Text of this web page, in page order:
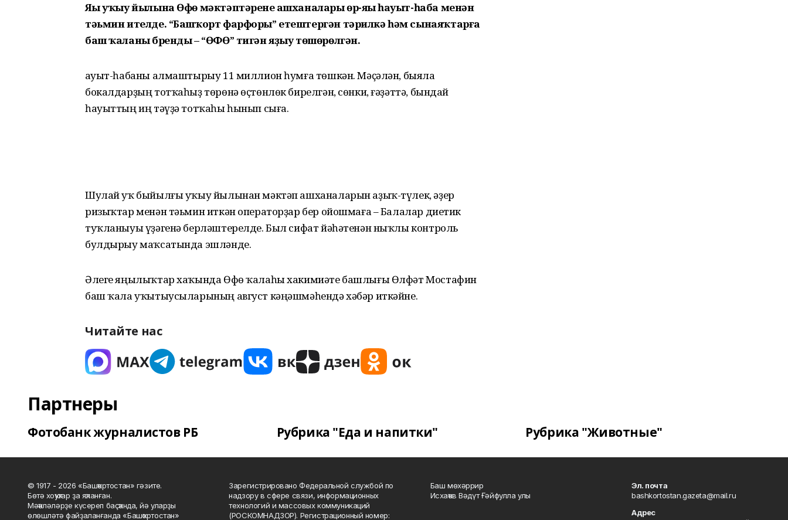
Яңы уҡыу йылына Өфө мәктәптәренең ашханалары өр-яңы һауыт-һаба менән
тәьмин ителде. “Башҡорт фарфоры” етештергән тәрилкә һәм сынаяҡтарға
баш ҡаланың бренды – “ӨФӨ” тигән яҙыу төшөрөлгән.
Һауыт-һабаны алмаштырыу 11 миллион һумға төшкән. Мәҫәлән, быяла
бокалдарҙың тотҡаһыҙ төрөнә өҫтөнлөк бирелгән, сөнки, ғәҙәттә, бындай
һауыттың иң тәүҙә тотҡаһы һынып сыға.
Шулай уҡ быйылғы уҡыу йылынан мәктәп ашханаларын аҙыҡ-түлек, әҙер
ризыҡтар менән тәьмин иткән операторҙар бер ойошмаға – Балалар диетик
туҡланыуы үҙәгенә берләштерелде. Был сифат йәһәтенән ныҡлы контроль
булдырыу маҡсатында эшләнде.
Әлеге яңылыҡтар хаҡында Өфө ҡалаһы хакимиәте башлығы Өлфәт Мостафин
баш ҡала уҡытыусыларының август кәңәшмәһендә хәбәр иткәйне.
Читайте нас
Партнеры
Фотобанк журналистов РБ Рубрика "Еда и напитки" Рубрика "Животные"
© 1917 - 2026 «Башҡортостан» гәзите.
Бөтә хоҡуҡтар ҙа яҡланған.
Мәҡәләләрҙе күсереп баҫҡанда, йә уларҙы
өлөшләтә файҙаланғанда «Башҡортостан»
Зарегистрировано Федеральной службой по
надзору в сфере связи, информационных
технологий и массовых коммуникаций
(РОСКОМНАДЗОР). Регистрационный номер:
Баш мөхәррир
Исхаҡов Вәдүт Ғәйфулла улы
Эл. почта
bashkortostan.gazeta@mail.ru
Адрес